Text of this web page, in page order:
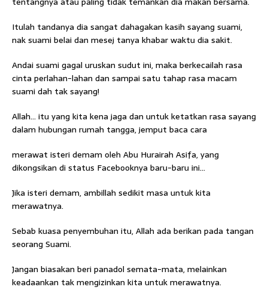
Itulah tandanya dia sangat dahagakan kasih sayang suami,
nak suami belai dan mesej tanya khabar waktu dia sakit.
Andai suami gagal uruskan sudut ini, maka berkecailah rasa
cinta perlahan-lahan dan sampai satu tahap rasa macam
suami dah tak sayang!
Allah… itu yang kita kena jaga dan untuk ketatkan rasa sayang
dalam hubungan rumah tangga, jemput baca cara
merawat isteri demam oleh Abu Hurairah Asifa, yang
dikongsikan di status Facebooknya baru-baru ini…
Jika isteri demam, ambillah sedikit masa untuk kita
merawatnya.
Sebab kuasa penyembuhan itu, Allah ada berikan pada tangan
seorang Suami.
Jangan biasakan beri panadol semata-mata, melainkan
keadaankan tak mengizinkan kita untuk merawatnya.